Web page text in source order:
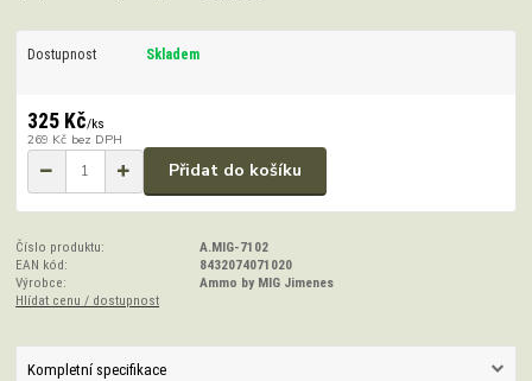
Dostupnost Skladem
325 Kč/ks
269 Kč bez DPH
Přidat do košíku
Číslo produktu:
A.MIG-7102
EAN kód:
8432074071020
Výrobce:
Ammo by MIG Jimenes
Hlídat cenu / dostupnost
Kompletní specifikace